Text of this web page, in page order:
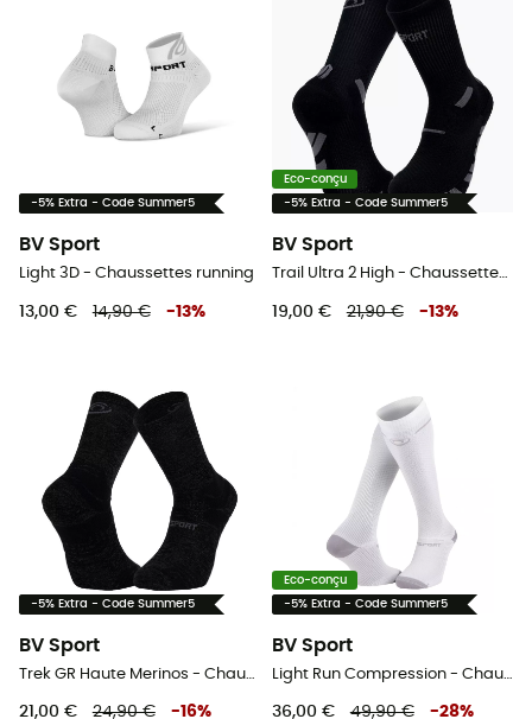
-5% Extra - Code Summer5
BV Sport
Light 3D - Chaussettes running
13,00 € 14,90 € -13%
Eco-conçu
-5% Extra - Code Summer5
BV Sport
Trail Ultra 2 High - Chaussettes trail
19,00 € 21,90 € -13%
-5% Extra - Code Summer5
BV Sport
Trek GR Haute Merinos - Chaussettes en laine mérinos
21,00 € 24,90 € -16%
Eco-conçu
-5% Extra - Code Summer5
BV Sport
Light Run Compression - Chaussettes de compression
36,00 € 49,90 € -28%